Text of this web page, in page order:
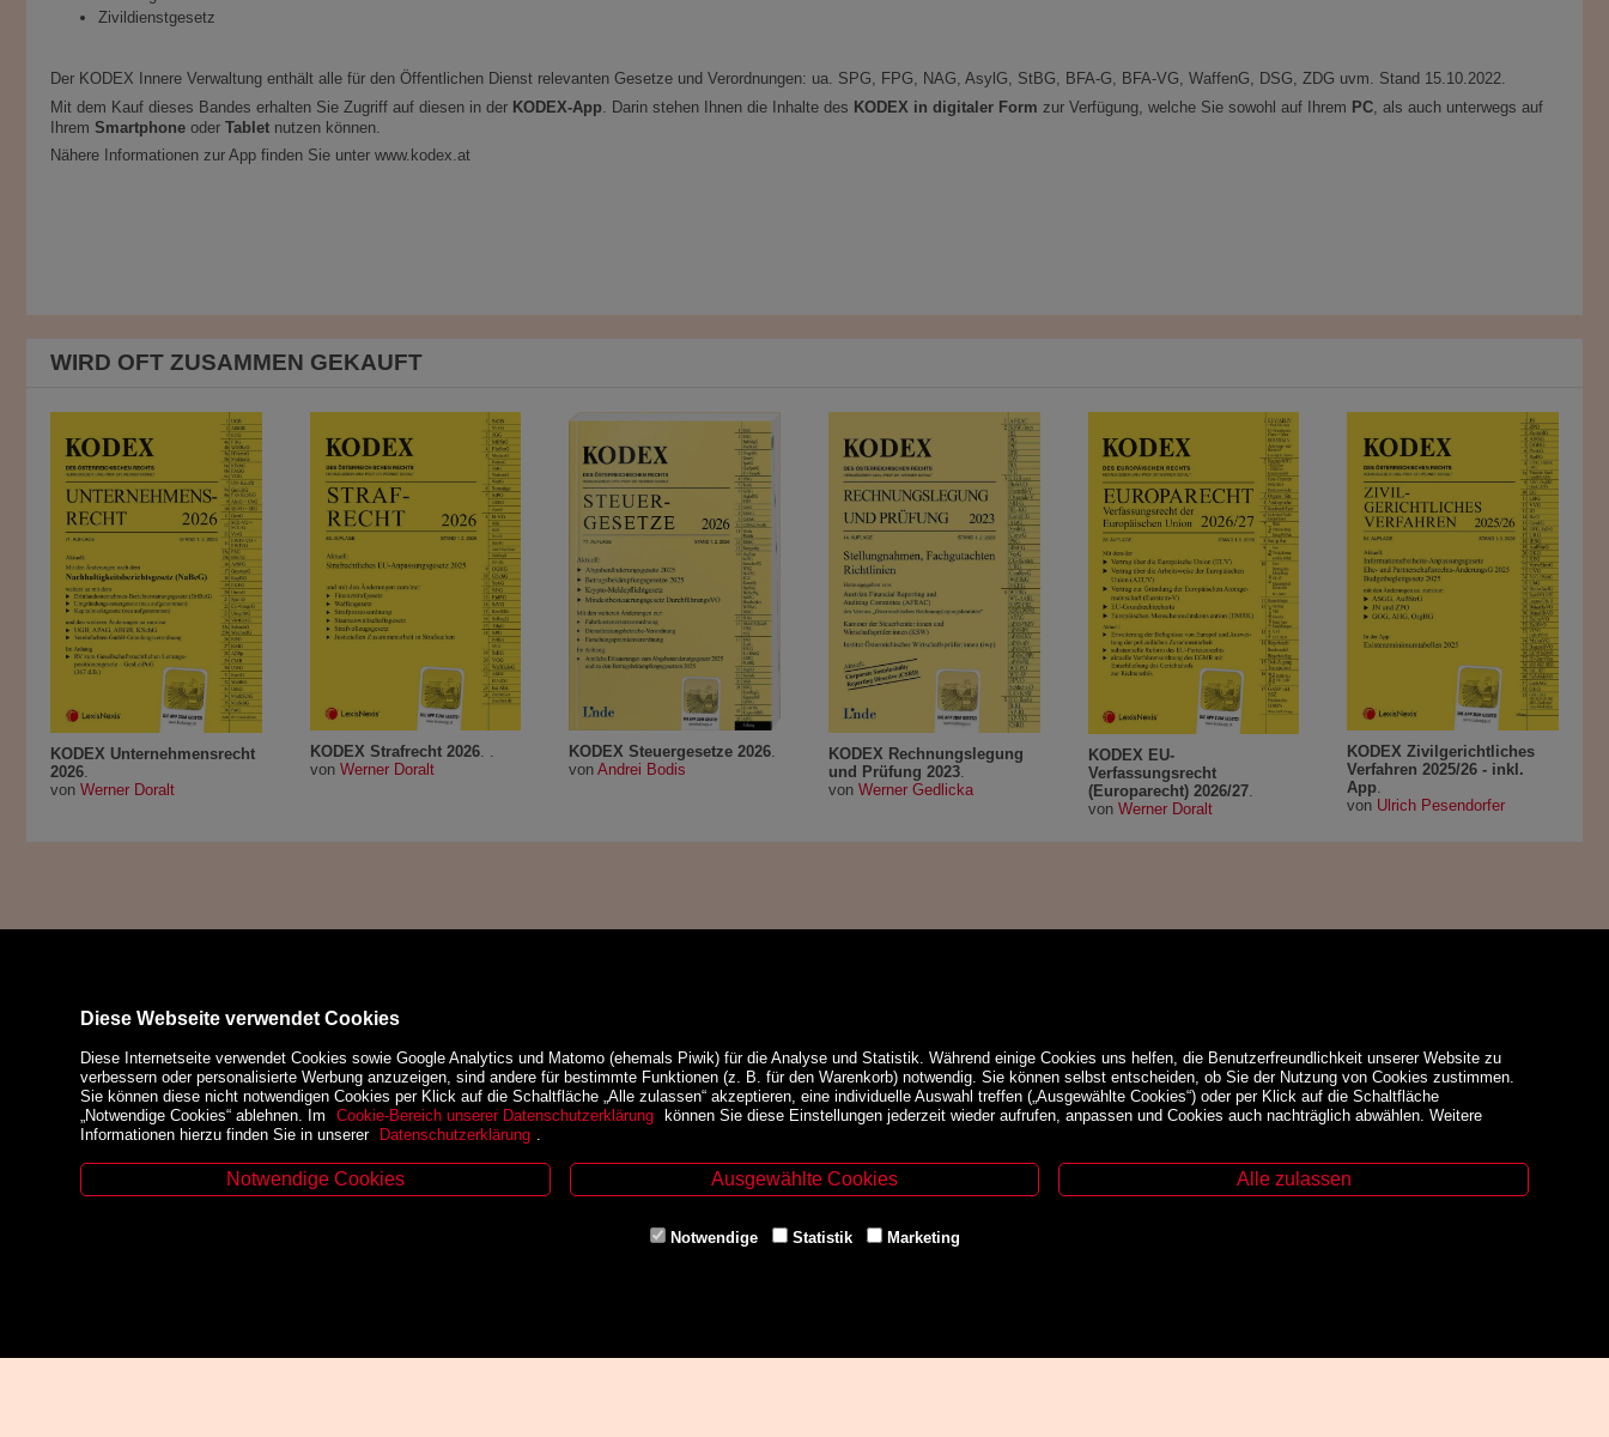
Zivildienstgesetz
Der KODEX Innere Verwaltung enthält alle für den Öffentlichen Dienst relevanten Gesetze und Verordnungen: ua. SPG, FPG, NAG, AsylG, StBG, BFA-G, BFA-VG, WaffenG, DSG, ZDG uvm. Stand 15.10.2022.
Mit dem Kauf dieses Bandes erhalten Sie Zugriff auf diesen in der KODEX-App . Darin stehen Ihnen die Inhalte des KODEX in digitaler Form zur Verfügung, welche Sie sowohl auf Ihrem PC , als auch unterwegs auf
Ihrem Smartphone oder Tablet nutzen können.
Nähere Informationen zur App finden Sie unter www.kodex.at
WIRD OFT ZUSAMMEN GEKAUFT
KODEX Unternehmensrecht
2026.
von Werner Doralt
KODEX Strafrecht 2026. .
von Werner Doralt
KODEX Steuergesetze 2026
vonAndrei Bodis
KODEX Rechnungslegung
und Prüfung 2023.
von Werner Gedlicka
KODEX EU-
Verfassungsrecht
(Europarecht) 2026/27.
von Werner Doralt
KODEX Zivilgerichtliches
Verfahren 2025/26 - inkl.
App.
von Ulrich Pesendorfer
Kontakt Zahlungsmethoden Service
Über Uns
Unsere Schwerpunkte
Diese Webseite verwendet Cookies
Diese Internetseite verwendet Cookies sowie Google Analytics und Matomo (ehemals Piwik) für die Analyse und Statistik. Während einige Cookies uns helfen, die Benutzerfreundlichkeit unserer Website zu
verbessern oder personalisierte Werbung anzuzeigen, sind andere für bestimmte Funktionen (z. B. für den Warenkorb) notwendig. Sie können selbst entscheiden, ob Sie der Nutzung von Cookies zustimmen.
Sie können diese nicht notwendigen Cookies per Klick auf die Schaltfläche „Alle zulassen“ akzeptieren, eine individuelle Auswahl treffen („Ausgewählte Cookies“) oder per Klick auf die Schaltfläche
„Notwendige Cookies“ ablehnen. Im
Cookie-Bereich unserer Datenschutzerklärung
können Sie diese Einstellungen jederzeit wieder aufrufen, anpassen und Cookies auch nachträglich abwählen. Weitere
Informationen hierzu finden Sie in unserer
Datenschutzerklärung
Notwendige Cookies Ausgewählte Cookies Alle zulassen
Notwendige Statistik Marketing